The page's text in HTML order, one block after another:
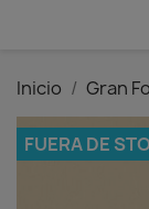
Inicio Gran
FUERA DE